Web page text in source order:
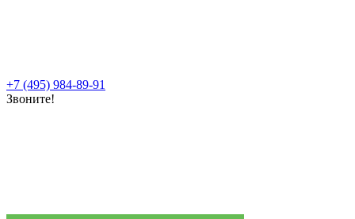
+7 (495) 984-89-91
Звоните!